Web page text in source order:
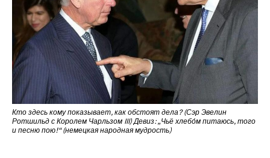
Кто здесь кому показывает, как обстоят дела? (Сэр Эвелин
Ротшильд с Королем Чарльзом III) Девиз: „Чьё хлебо́м питаюсь, того
и песню пою!“ (немецкая народная мудрость)